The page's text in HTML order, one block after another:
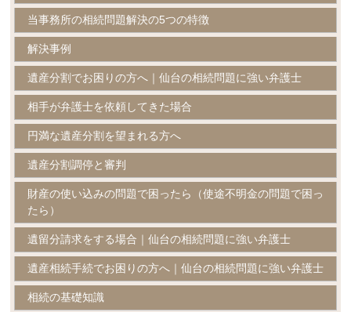
当事務所の相続問題解決の5つの特徴
解決事例
遺産分割でお困りの方へ｜仙台の相続問題に強い弁護士
相手が弁護士を依頼してきた場合
円満な遺産分割を望まれる方へ
遺産分割調停と審判
財産の使い込みの問題で困ったら（使途不明金の問題で困っ
たら）
遺留分請求をする場合｜仙台の相続問題に強い弁護士
遺産相続手続でお困りの方へ｜仙台の相続問題に強い弁護士
相続の基礎知識